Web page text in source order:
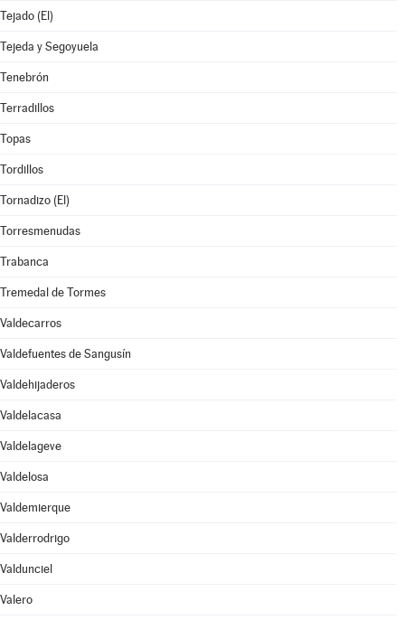
Tejado (El)
Tejeda y Segoyuela
Tenebrón
Terradillos
Topas
Tordillos
Tornadizo (El)
Torresmenudas
Trabanca
Tremedal de Tormes
Valdecarros
Valdefuentes de Sangusín
Valdehijaderos
Valdelacasa
Valdelageve
Valdelosa
Valdemierque
Valderrodrigo
Valdunciel
Valero